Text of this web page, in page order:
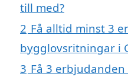
till med?
2 Få alltid minst 3
bygglovsritningar i
3 Få 3